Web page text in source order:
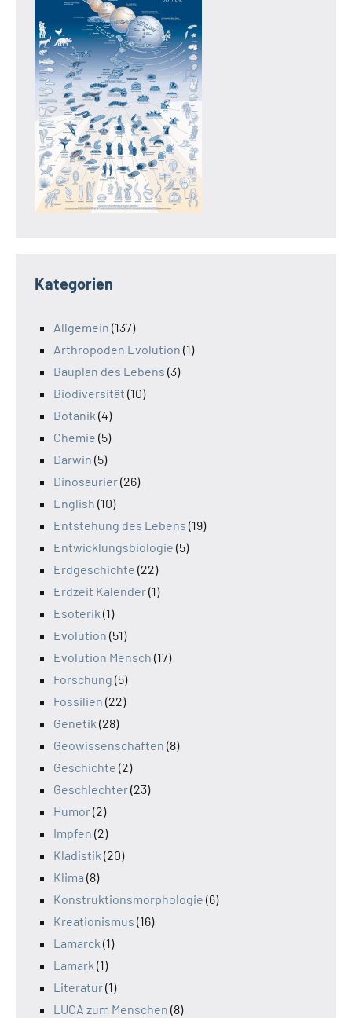
Kategorien
Allgemein (137)
Arthropoden Evolution (1)
Bauplan des Lebens (3)
Biodiversität (10)
Botanik (4)
Chemie (5)
Darwin (5)
Dinosaurier(26)
English (10)
Entstehung des Lebens (19)
Entwicklungsbiologie (5)
Erdgeschichte (22)
Erdzeit Kalender(1)
Esoterik (1)
Evolution (51)
Evolution Mensch (17)
Forschung (5)
Fossilien (22)
Genetik (28)
Geowissenschaften (8)
Geschichte (2)
Geschlechter(23)
Humor(2)
Impfen (2)
Kladistik (20)
Klima (8)
Konstruktionsmorphologie (6)
Kreationismus (16)
Lamarck (1)
Lamark (1)
Literatur(1)
LUCA zum Menschen (8)